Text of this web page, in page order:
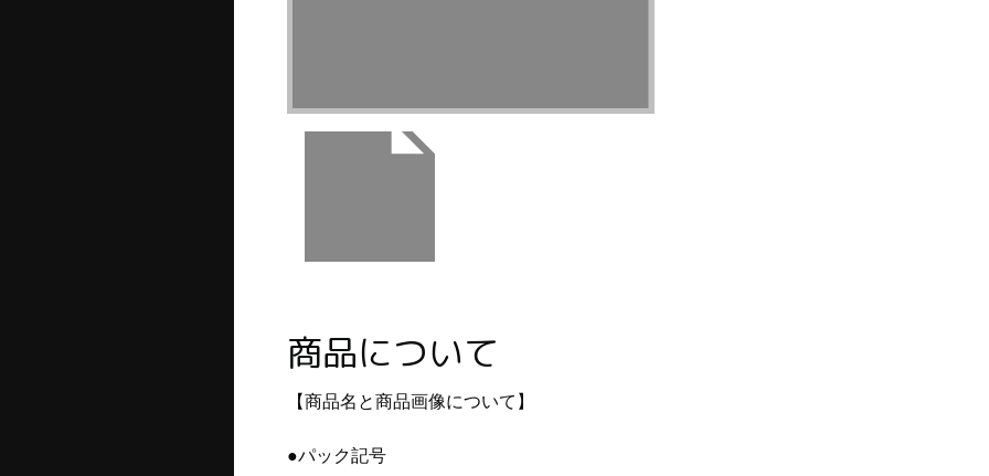
商品について
【商品名と商品画像について】
●パック記号